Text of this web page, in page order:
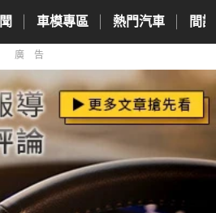
車模專區 熱門汽車 間
廣告